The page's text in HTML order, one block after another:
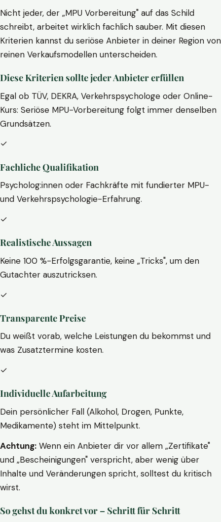
Nicht jeder, der „MPU Vorbereitung" auf das Schild
schreibt, arbeitet wirklich fachlich sauber. Mit diesen
Kriterien kannst du seriöse Anbieter in deiner Region von
reinen Verkaufsmodellen unterscheiden.
Diese Kriterien sollte jeder Anbieter erfüllen
Egal ob TÜV, DEKRA, Verkehrspsychologe oder Online-
Kurs: Seriöse MPU-Vorbereitung folgt immer denselben
Grundsätzen.
✓
Fachliche Qualifikation
Psycholog:innen oder Fachkräfte mit fundierter MPU-
und Verkehrspsychologie-Erfahrung.
✓
Realistische Aussagen
Keine 100 %-Erfolgsgarantie, keine „Tricks", um den
Gutachter auszutricksen.
✓
Transparente Preise
Du weißt vorab, welche Leistungen du bekommst und
was Zusatztermine kosten.
✓
Individuelle Aufarbeitung
Dein persönlicher Fall (Alkohol, Drogen, Punkte,
Medikamente) steht im Mittelpunkt.
Achtung: Wenn ein Anbieter dir vor allem „Zertifikate"
und „Bescheinigungen" verspricht, aber wenig über
Inhalte und Veränderungen spricht, solltest du kritisch
wirst.
So gehst du konkret vor – Schritt für Schritt